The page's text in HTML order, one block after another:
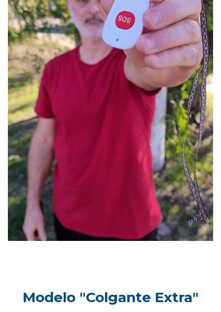
Modelo "Colgante Extra"